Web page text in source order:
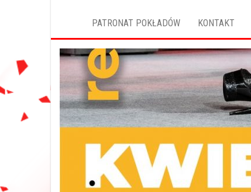
PATRONAT POKŁADÓW KONTAKT